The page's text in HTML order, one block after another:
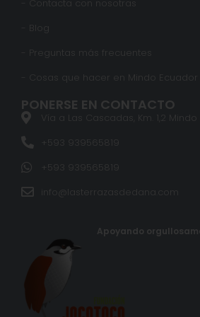
- Contacta con nosotras
- Blog
- Preguntas más frecuentes
- Cosas que hacer en Mindo Ecuador
PONERSE EN CONTACTO
Vía a Las Cascadas, Km. 1,2
+593 939565819
+593 939565819
info@lasterrazasdedana.com
Apoyando